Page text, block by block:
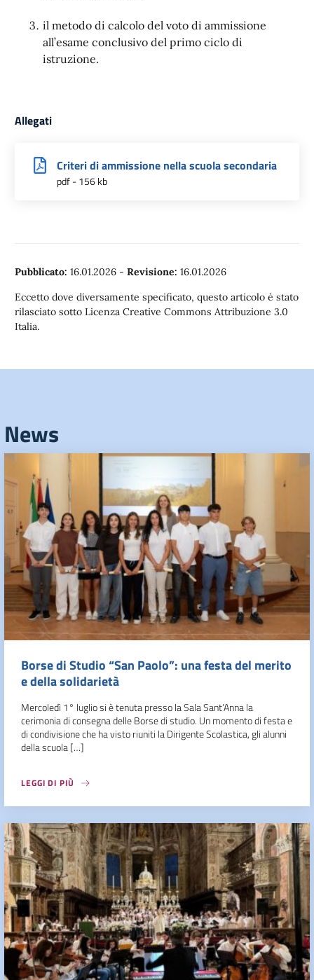
il metodo di calcolo del voto di ammissione
all’esame conclusivo del primo ciclo di
istruzione.
Allegati
Criteri di ammissione nella scuola secondaria
pdf - 156 kb
Pubblicato: 16.01.2026 - Revisione: 16.01.2026
Eccetto dove diversamente specificato, questo articolo è stato
rilasciato sotto Licenza Creative Commons Attribuzione 3.0
Italia.
News
Borse di Studio “San Paolo”: una festa del merito
e della solidarietà
Mercoledì 1° luglio si è tenuta presso la Sala Sant’Anna la
cerimonia di consegna delle Borse di studio. Un momento di festa e
di condivisione che ha visto riuniti la Dirigente Scolastica, gli alunni
della scuola […]
LEGGI DI PIÙ